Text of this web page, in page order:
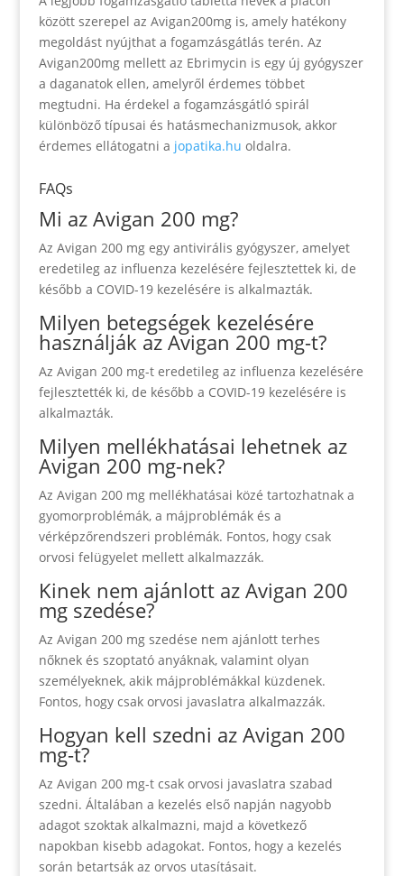
között szerepel az Avigan200mg is, amely hatékony
megoldást nyújthat a fogamzásgátlás terén. Az
Avigan200mg mellett az Ebrimycin is egy új gyógyszer
a daganatok ellen, amelyről érdemes többet
megtudni. Ha érdekel a fogamzásgátló spirál
különböző típusai és hatásmechanizmusok, akkor
érdemes ellátogatni a jopatika.hu oldalra.
FAQs
Mi az Avigan 200 mg?
Az Avigan 200 mg egy antivirális gyógyszer, amelyet
eredetileg az influenza kezelésére fejlesztettek ki, de
később a COVID-19 kezelésére is alkalmazták.
Milyen betegségek kezelésére
használják az Avigan 200 mg-t?
Az Avigan 200 mg-t eredetileg az influenza kezelésére
fejlesztették ki, de később a COVID-19 kezelésére is
alkalmazták.
Milyen mellékhatásai lehetnek az
Avigan 200 mg-nek?
Az Avigan 200 mg mellékhatásai közé tartozhatnak a
gyomorproblémák, a májproblémák és a
vérképzőrendszeri problémák. Fontos, hogy csak
orvosi felügyelet mellett alkalmazzák.
Kinek nem ajánlott az Avigan 200
mg szedése?
Az Avigan 200 mg szedése nem ajánlott terhes
nőknek és szoptató anyáknak, valamint olyan
személyeknek, akik májproblémákkal küzdenek.
Fontos, hogy csak orvosi javaslatra alkalmazzák.
Hogyan kell szedni az Avigan 200
mg-t?
Az Avigan 200 mg-t csak orvosi javaslatra szabad
szedni. Általában a kezelés első napján nagyobb
adagot szoktak alkalmazni, majd a következő
napokban kisebb adagokat. Fontos, hogy a kezelés
során betartsák az orvos utasításait.